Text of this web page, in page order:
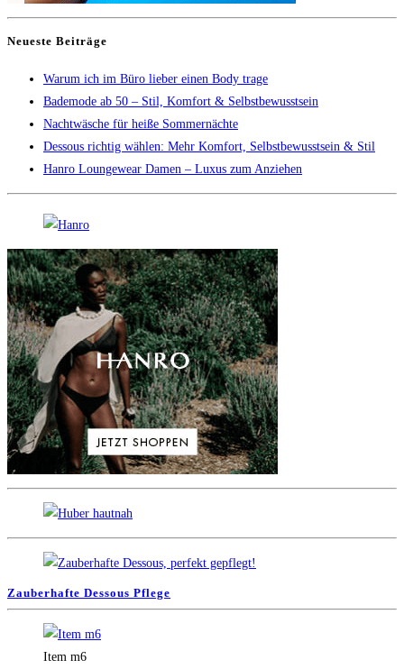
Neueste Beiträge
Warum ich im Büro lieber einen Body trage
Bademode ab 50 – Stil, Komfort & Selbstbewusstsein
Nachtwäsche für heiße Sommernächte
Dessous richtig wählen: Mehr Komfort, Selbstbewusstsein & Stil
Hanro Loungewear Damen – Luxus zum Anziehen
Zauberhafte Dessous Pflege
Item m6